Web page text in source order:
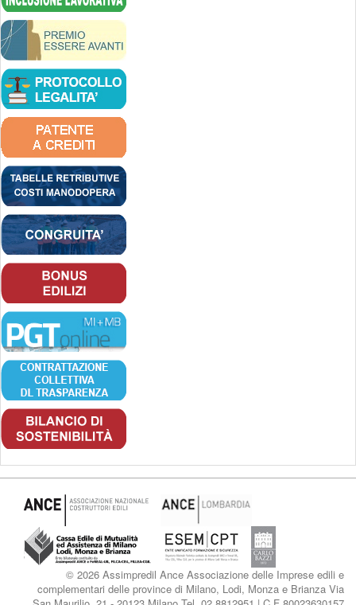
© 2026 Assimpredil Ance Associazione delle Imprese edili e
complementari delle province di Milano, Lodi, Monza e Brianza Via